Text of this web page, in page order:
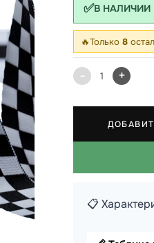
✅В НАЛИЧИИ
🔥Только 8
- 1 +
📋